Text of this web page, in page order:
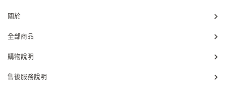
關於
全部商品
購物說明
售後服務說明